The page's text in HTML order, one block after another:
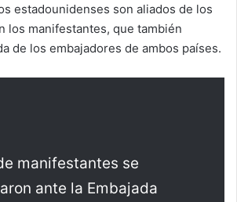
estadounidenses son aliados de los
los manifestantes, que también
de los embajadores de ambos países.
manifestantes se
ante la Embajada